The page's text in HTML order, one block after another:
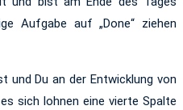
Aufgabe auf „Done“ ziehen
und Du an der Entwicklung von
sich lohnen eine vierte Spalte